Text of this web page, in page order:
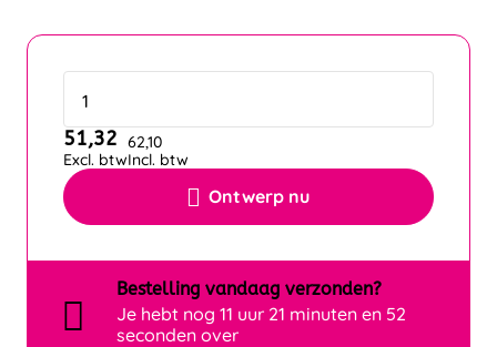
Ontwerp nu
51,32
Excl. btw
62,10
Incl. btw
Bestelling vandaag verzonden?
Je hebt nog 11 uur 21 minuten en 51
seconden over